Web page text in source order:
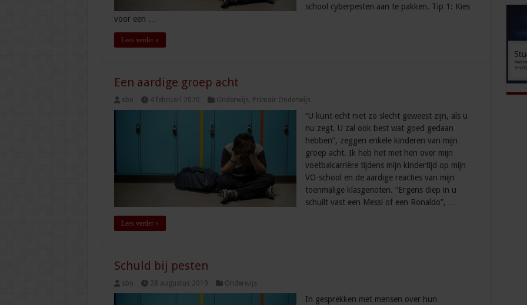
school cyberpesten aan te pakken. Tip 1: Kies
voor een …
Lees verder »
Een aardige groep acht
sbo 4 februari 2020 Onderwijs, Primair Onderwijs
“U kunt echt niet zo slecht geweest zijn, als u
nu zegt. U zal ook best wat goed gedaan
hebben”, zeggen enkele kinderen van mijn
groep acht. Ik heb het met hen over mijn
voetbalcarrière tijdens mijn kindertijd op mijn
VO-school en de aardige reacties van mijn
toenmalige klasgenoten. “Ergens diep in u
schuilt vast een Messi of een Ronaldo”, …
Lees verder »
Schuld bij pesten
sbo 28 augustus 2019 Onderwijs
In gesprekken met mensen over hun